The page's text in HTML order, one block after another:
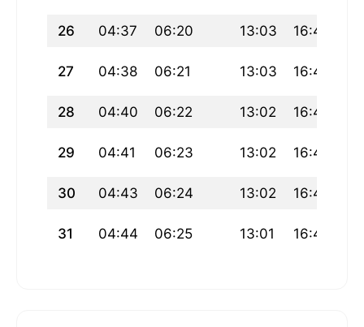
26 04:37 06:20 13:03 16:48
27 04:38 06:21 13:03 16:47
28 04:40 06:22 13:02 16:46
29 04:41 06:23 13:02 16:46
30 04:43 06:24 13:02 16:45
31 04:44 06:25 13:01 16:44